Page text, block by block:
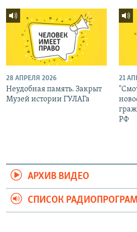
28 АПРЕЛЯ 2026
Неудобная память. Закрыт
Музей истории ГУЛАГа
21
РФ
АРХИВ ВИДЕО
СПИСОК